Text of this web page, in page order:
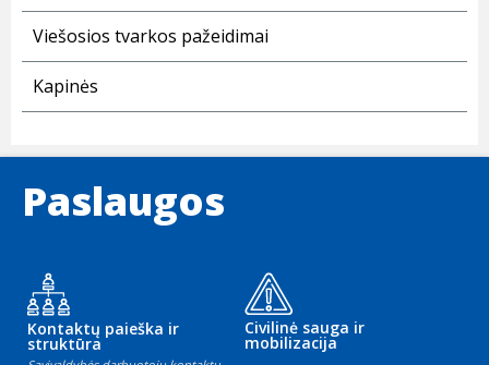
Viešosios tvarkos pažeidimai
Kapinės
Paslaugos
Kontaktų paieška ir
struktūra
Civilinė sauga ir
mobilizacija